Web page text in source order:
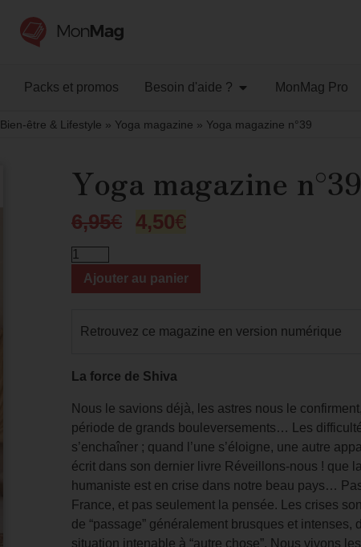
Packs et promos Besoin d'aide ? MonMag Pro
Bien-être & Lifestyle » Yoga magazine » Yoga magazine n°39
Yoga magazine n°39
6,95€ 4,50€
Ajouter au panier
Retrouvez ce magazine en version numérique
La force de Shiva
Nous le savions déjà, les astres nous le
période de grands bouleversements… Les
s’enchaîner ; quand l’une s’éloigne, une autre
écrit dans son dernier livre Réveillons-nous ! que
humaniste est en crise dans notre beau pays…
France, et pas seulement la pensée. Les crises
de “passage” généralement brusques et intenses,
situation intenable à “autre chose”. Nous vivons